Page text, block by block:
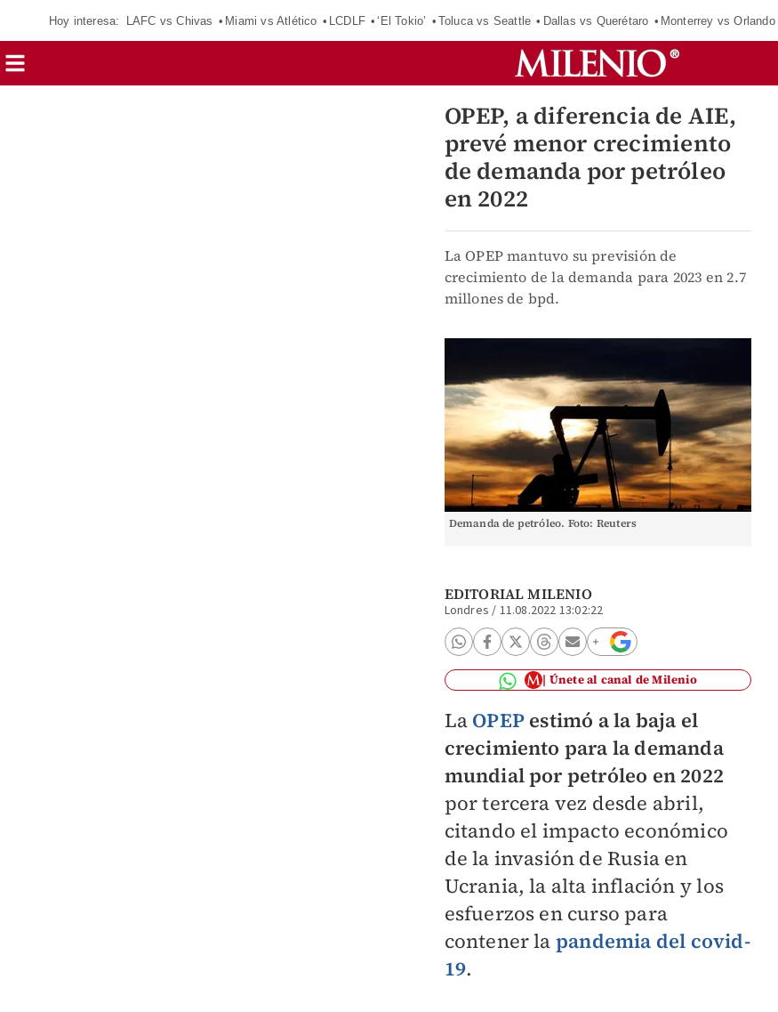
Hoy interesa: LAFC vs Chivas Miami vs Atlético LCDLF ‘El Tokio’ Toluca vs Seattle Dallas vs Querétaro Monterrey vs Orlando
OPEP, a diferencia de AIE,
prevé menor crecimiento
de demanda por petróleo
en 2022
La OPEP mantuvo su previsión de
crecimiento de la demanda para 2023 en 2.7
millones de bpd.
Demanda de petróleo. Foto: Reuters
EDITORIAL MILENIO
Londres / 11.08.2022 13:02:22
Únete al canal de Milenio
La OPEP estimó a la baja el
crecimiento para la demanda
mundial por petróleo en 2022
por tercera vez desde abril,
citando el impacto económico
de la invasión de Rusia en
Ucrania, la alta inflación y los
esfuerzos en curso para
contener la pandemia del covid-
19.